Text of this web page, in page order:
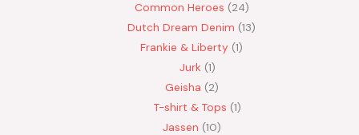
Common Heroes 24
Dutch Dream Denim 13
Frankie & Liberty 1
Jurk 1
Geisha 2
T-shirt & Tops 1
Jassen 10